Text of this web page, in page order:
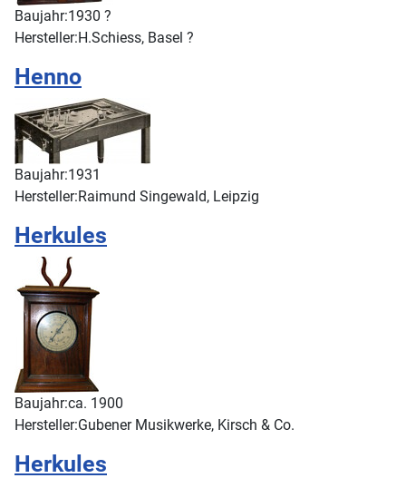
Baujahr:1930 ?
Hersteller:H.Schiess, Basel ?
Henno
Baujahr:1931
Hersteller:Raimund Singewald, Leipzig
Herkules
Baujahr:ca. 1900
Hersteller:Gubener Musikwerke, Kirsch & Co.
Herkules